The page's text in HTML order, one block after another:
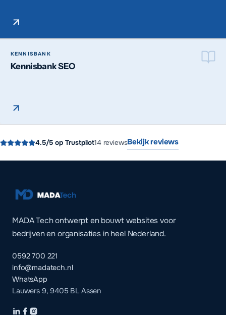
KENNISBANK
Kennisbank SEO
4.5/5 op Trustpilot14 reviewsBekijk reviews
MADA Tech ontwerpt en bouwt websites voor
bedrijven en organisaties in heel Nederland.
0592 700 221
info@madatech.nl
WhatsApp
Lauwers 9, 9405 BL Assen